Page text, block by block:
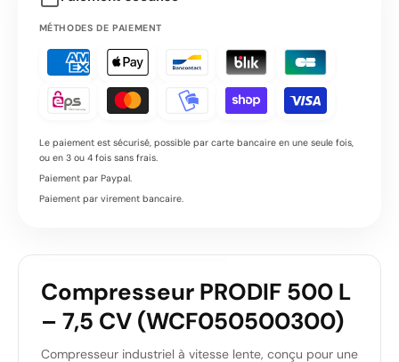
MÉTHODES DE PAIEMENT
Le paiement est sécurisé, possible par carte bancaire en une seule fois,
ou en 3 ou 4 fois sans frais.
Paiement par Paypal.
Paiement par virement bancaire.
Compresseur PRODIF 500 L
– 7,5 CV (WCF050500300)
Compresseur industriel à vitesse lente, conçu pour une